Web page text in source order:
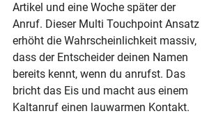
Artikel und eine Woche später der
Anruf. Dieser Multi Touchpoint Ansatz
erhöht die Wahrscheinlichkeit massiv,
dass der Entscheider deinen Namen
bereits kennt, wenn du anrufst. Das
bricht das Eis und macht aus einem
Kaltanruf einen lauwarmen Kontakt.